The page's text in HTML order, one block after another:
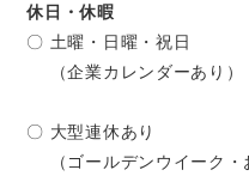
休日・休暇
〇 土曜・日曜・祝日
（企業カレンダーあり）
〇 大型連休あり
（ゴールデンウイーク・